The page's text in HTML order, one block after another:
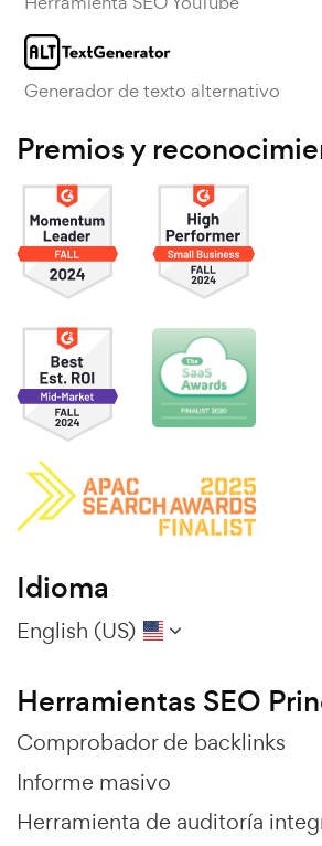
Generador de texto alternativo
Premios y
Idioma
English (US)
Herramientas SEO
Comprobador de backlinks
Informe masivo
Herramienta de auditoría